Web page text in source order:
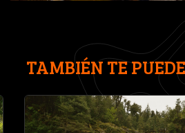
TAMBIÉN TE